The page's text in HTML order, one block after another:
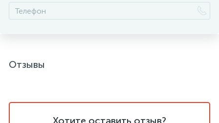
Отзывы
Хотите оставить отзыв?